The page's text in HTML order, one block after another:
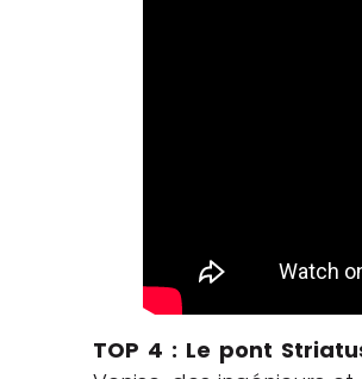
TOP 4 : Le pont